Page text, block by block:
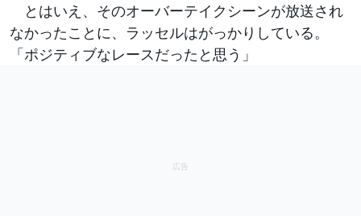
とはいえ、そのオーバーテイクシーンが放送され
なかったことに、ラッセルはがっかりしている。
「ポジティブなレースだったと思う」